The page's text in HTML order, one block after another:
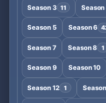
Season 3 11
Season 5 Season 6
Season 7 Season 8 1
Season 9 Season 10
Season 12 1